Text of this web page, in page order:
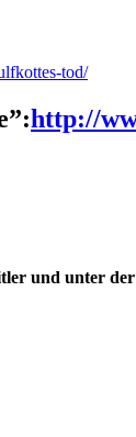
tod/
http://
und unter